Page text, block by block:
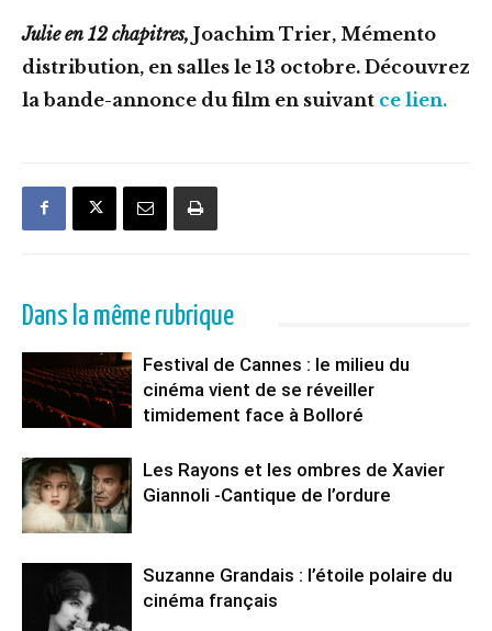
Julie en 12 chapitres, Joachim Trier, Mémento
distribution, en salles le 13 octobre. Découvrez
la bande-annonce du film en suivant ce lien.
Dans la même rubrique
Festival de Cannes : le milieu du
cinéma vient de se réveiller
timidement face à Bolloré
Les Rayons et les ombres de Xavier
Giannoli -Cantique de l’ordure
Suzanne Grandais : l’étoile polaire du
cinéma français